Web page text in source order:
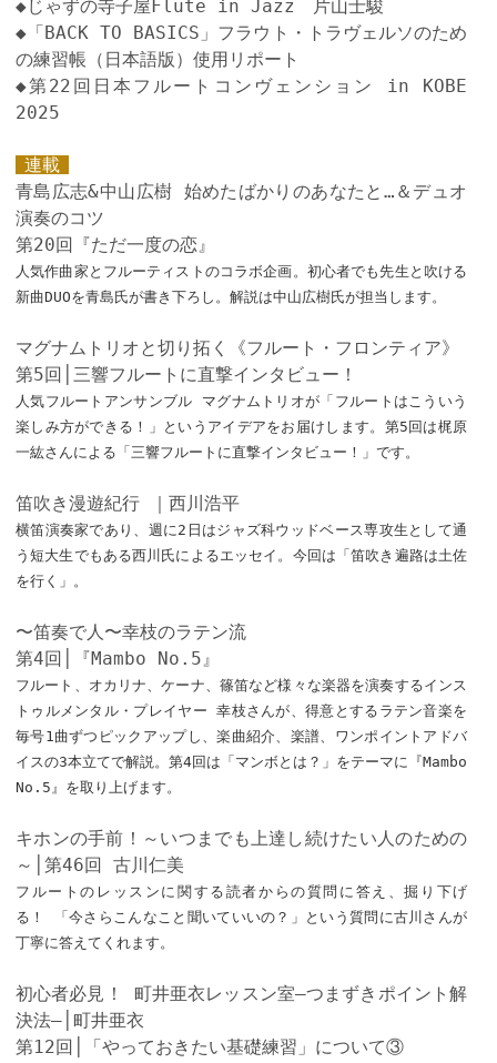
◆じゃずの寺子屋Flute in Jazz 片山士駿
◆「BACK TO BASICS」フラウト・トラヴェルソのため
の練習帳（日本語版）使用リポート
◆第22回日本フルートコンヴェンション in KOBE
2025
連載
青島広志&中山広樹 始めたばかりのあなたと…＆デュオ
演奏のコツ
第20回『ただ一度の恋』
人気作曲家とフルーティストのコラボ企画。初心者でも先生と吹ける
新曲DUOを青島氏が書き下ろし。解説は中山広樹氏が担当します。
マグナムトリオと切り拓く《フルート・フロンティア》
第5回│三響フルートに直撃インタビュー！
人気フルートアンサンブル マグナムトリオが「フルートはこういう
楽しみ方ができる！」というアイデアをお届けします。第5回は梶原
一紘さんによる「三響フルートに直撃インタビュー！」です。
笛吹き漫遊紀行 ｜西川浩平
横笛演奏家であり、週に2日はジャズ科ウッドベース専攻生として通
う短大生でもある西川氏によるエッセイ。今回は「笛吹き遍路は土佐
を行く」。
〜笛奏で人〜幸枝のラテン流
第4回│『Mambo No.5』
フルート、オカリナ、ケーナ、篠笛など様々な楽器を演奏するインス
トゥルメンタル・プレイヤー 幸枝さんが、得意とするラテン音楽を
毎号1曲ずつピックアップし、楽曲紹介、楽譜、ワンポイントアドバ
イスの3本立てで解説。第4回は「マンボとは？」をテーマに『Mambo
No.5』を取り上げます。
キホンの手前！～いつまでも上達し続けたい人のための
～│第46回 古川仁美
フルートのレッスンに関する読者からの質問に答え、掘り下げ
る！ 「今さらこんなこと聞いていいの？」という質問に古川さんが
丁寧に答えてくれます。
初心者必見！ 町井亜衣レッスン室—つまずきポイント解
決法—│町井亜衣
第12回│「やっておきたい基礎練習」について③